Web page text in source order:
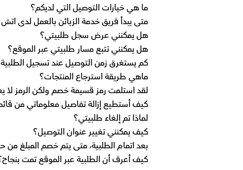
ما هي خيارات التوصيل التي لديكم؟
متى يبدأ فريق خدمة الزبائن بالعمل لدى
هل يمكنني عرض سجل طلبيتي؟
هل يمكنني تتبع مسار طلبيتي عبر الموقع؟
كم يستغرق زمن التوصيل عند تسجيل
ماهي طريقة استرجاع المنتجات؟
لقد استلمت رمز قسيمة خصم ولكن الرمز لا
كيف أستطيع إزالة تفاصيل معلوماتي من
لماذا تم إلغاء طلبيتي؟
كيف يمكنني تغيير عنوان التوصيل؟
بعد اتمام الطلبية، متى يتم خصم المبلغ من
كيف أعرف أن الطلبية عبر الموقع تمت